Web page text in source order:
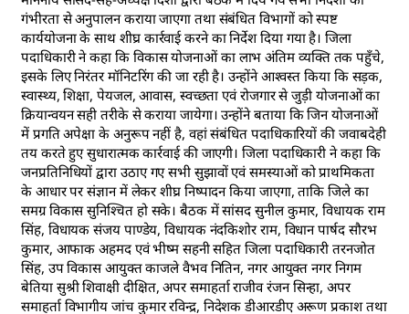
गंभीरता से अनुपालन कराया जाएगा तथा संबंधित विभागों को स्पष्ट
कार्ययोजना के साथ शीघ्र कार्रवाई करने का निर्देश दिया गया है। जिला
पदाधिकारी ने कहा कि विकास योजनाओं का लाभ अंतिम व्यक्ति तक पहुँचे,
इसके लिए निरंतर मॉनिटरिंग की जा रही है। उन्होंने आश्वस्त किया कि सड़क,
स्वास्थ्य, शिक्षा, पेयजल, आवास, स्वच्छता एवं रोजगार से जुड़ी योजनाओं का
क्रियान्वयन सही तरीके से कराया जायेगा। उन्होंने बताया कि जिन योजनाओं
में प्रगति अपेक्षा के अनुरूप नहीं है, वहां संबंधित पदाधिकारियों की जवाबदेही
तय करते हुए सुधारात्मक कार्रवाई की जाएगी। जिला पदाधिकारी ने कहा कि
जनप्रतिनिधियों द्वारा उठाए गए सभी सुझावों एवं समस्याओं को प्राथमिकता
के आधार पर संज्ञान में लेकर शीघ्र निष्पादन किया जाएगा, ताकि जिले का
समग्र विकास सुनिश्चित हो सके। बैठक में सांसद सुनील कुमार, विधायक राम
सिंह, विधायक संजय पाण्डेय, विधायक नंदकिशोर राम, विधान पार्षद सौरभ
कुमार, आफाक अहमद एवं भीष्म सहनी सहित जिला पदाधिकारी तरनजोत
सिंह, उप विकास आयुक्त काजले वैभव नितिन, नगर आयुक्त नगर निगम
बेतिया सुश्री शिवाक्षी दीक्षित, अपर समाहर्ता राजीव रंजन सिन्हा, अपर
समाहर्ता विभागीय जांच कुमार रविन्द्र, निदेशक डीआरडीए अरूण प्रकाश तथा